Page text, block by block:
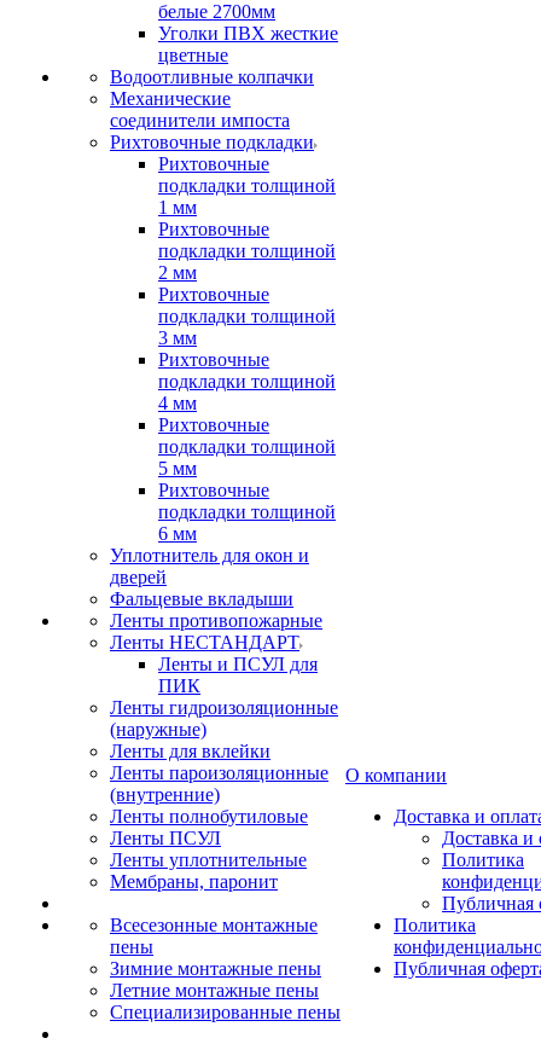
белые 2700мм
Уголки ПВХ жесткие
цветные
Водоотливные колпачки
Механические
соединители импоста
Рихтовочные подкладки
Рихтовочные
подкладки толщиной
1 мм
Рихтовочные
подкладки толщиной
2 мм
Рихтовочные
подкладки толщиной
3 мм
Рихтовочные
подкладки толщиной
4 мм
Рихтовочные
подкладки толщиной
5 мм
Рихтовочные
подкладки толщиной
6 мм
Уплотнитель для окон и
дверей
Фальцевые вкладыши
Ленты противопожарные
Ленты НЕСТАНДАРТ
Ленты и ПСУЛ для
ПИК
Ленты гидроизоляционные
(наружные)
Ленты для вклейки
Ленты пароизоляционные
(внутренние)
Ленты полнобутиловые
Ленты ПСУЛ
Ленты уплотнительные
Мембраны, паронит
Всесезонные монтажные
пены
Зимние монтажные пены
Летние монтажные пены
Специализированные пены
О компании
Доставка и
Доставка и
Политика
Публичная
Политика
Публичная